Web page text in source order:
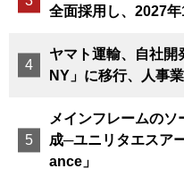
全面採用し、2027
ヤマト運輸、自社開
NY」に移行、人事
メインフレームの
成─ユニリタエスア
ance」